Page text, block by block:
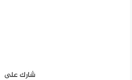
شارك على